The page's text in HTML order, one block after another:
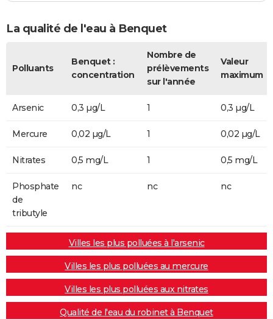
La qualité de l'eau à Benquet
Polluants
Benquet :
concentration
Nombre de
prélèvements
sur l'année
Valeur
maximum
Arsenic 0,3 µg/L 1 0,3 µg/L
Mercure 0,02 µg/L 1 0,02 µg/L
Nitrates 0,5 mg/L 1 0,5 mg/L
Phosphate
de
tributyle
nc nc nc
Villes les plus polluées à l'arsenic
Villes les plus polluées au mercure
Villes les plus polluées aux nitrates
Qualité de l'eau du robinet à Benquet